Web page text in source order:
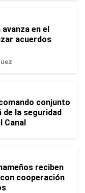
avanza en el
acuerdos
conjunto
de la seguridad
Canal
reciben
cooperación